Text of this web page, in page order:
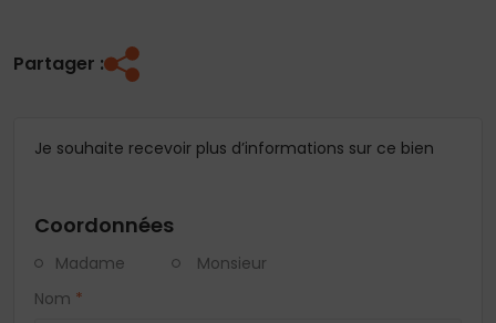
Partager :
Je souhaite recevoir plus d’informations sur ce bien
Coordonnées
Madame
Monsieur
Nom *